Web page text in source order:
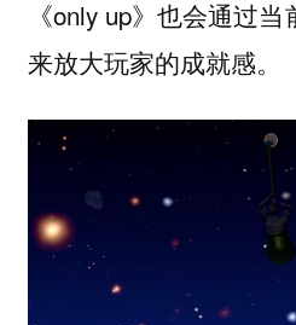
《only up》也会通过
来放大玩家的成就感。